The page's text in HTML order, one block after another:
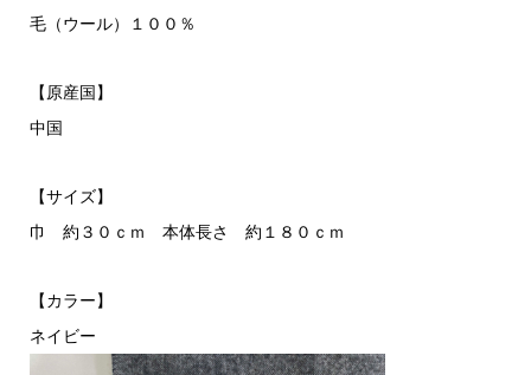
毛（ウール）１００％
【原産国】
中国
【サイズ】
巾 約３０ｃｍ 本体長さ 約１８０ｃｍ
【カラー】
ネイビー